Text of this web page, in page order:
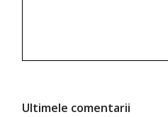
Ultimele comentarii